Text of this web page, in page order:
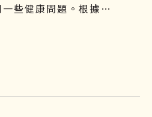
些健康問題。根據美
病率以超過35％速度
節的磨損及損傷程度